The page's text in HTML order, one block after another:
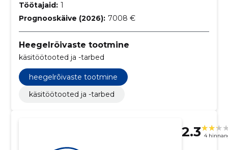
Töötajaid: 1
Prognooskäive (2026): 7008 €
Heegelrõivaste tootmine
käsitöötooted ja -tarbed
heegelrõivaste tootmine
käsitöötooted ja -tarbed
2.3 4